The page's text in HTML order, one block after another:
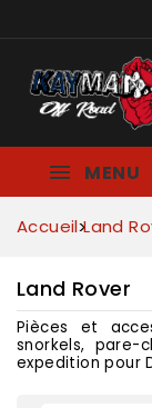
MENU
Accueil Land
Land Rover
Pièces et
snorkels, pare-
expedition pour